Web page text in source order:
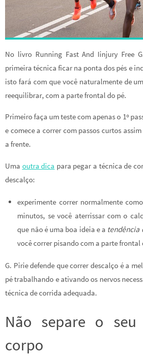
No livro Running Fast And Iinjury Free
primeira técnica ficar na ponta dos pés e
isto fará com que você naturalmente de
reequilibrar, com a parte frontal do pé.
Primeiro faça um teste com apenas o 1º
e comece a correr com passos curtos
a frente.
Uma outra dica para pegar a técnica de
descalço:
experimente correr normalmente
minutos, se você aterrissar com o
que não é uma boa ideia e a tendência
você correr pisando com a parte frontal
G. Pirie defende que correr descalço é a
pé trabalhando e ativando os nervos
técnica de corrida adequada.
Não separe o
corpo